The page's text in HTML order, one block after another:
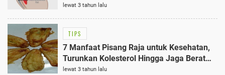
lewat 3 tahun lalu
TIPS
7 Manfaat Pisang Raja untuk Kesehatan,
Turunkan Kolesterol Hingga Jaga Berat
Badan Normal
lewat 3 tahun lalu